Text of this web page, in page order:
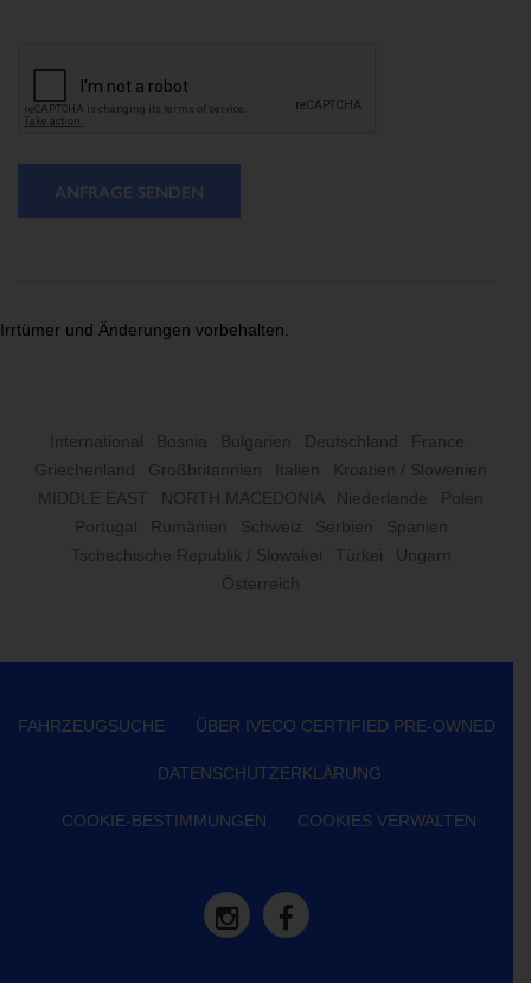
ANFRAGE SENDEN
Irrtümer und Änderungen vorbehalten.
International Bosnia Bulgarien Deutschland
France
Griechenland
Großbritannien Italien
Kroatien / Slowenien
MIDDLE EAST
NORTH MACEDONIA Niederlande
Polen
Portugal
Rumänien Schweiz Serbien
Spanien
Tschechische Republik / Slowakei
Türkei
Ungarn
Österreich
FAHRZEUGSUCHE ÜBER IVECO CERTIFIED PRE-OWNED
DATENSCHUTZERKLÄRUNG
COOKIE-BESTIMMUNGEN COOKIES VERWALTEN